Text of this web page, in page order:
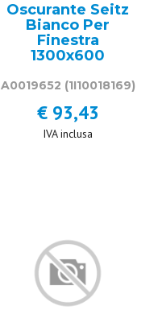
Oscurante Seitz
Bianco Per
Finestra
1300x600
A0019652 (1I10018169)
€ 93,43
IVA inclusa